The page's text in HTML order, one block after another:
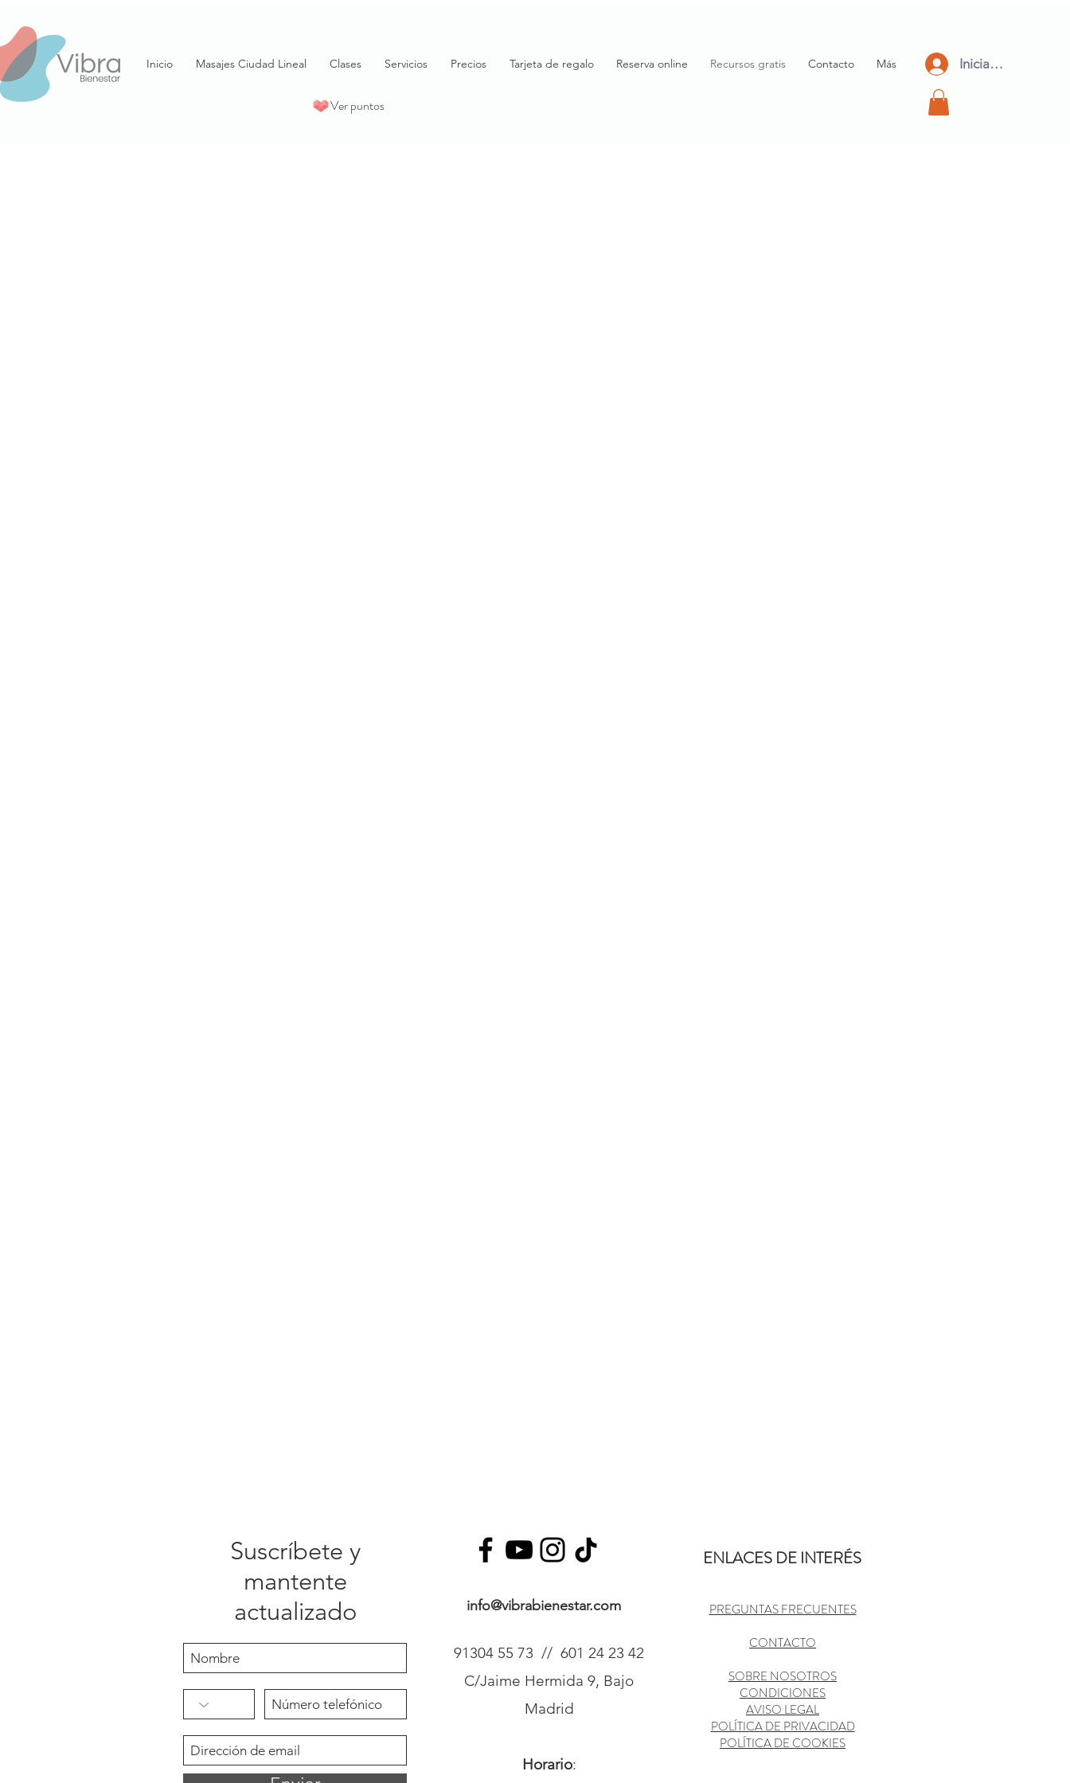
Inicio Masajes Ciudad Lineal Clases Servicios Precios Tarjeta de regalo Reserva online Recursos gratis Contacto Más
Ver puntos
Iniciar Sesión
Suscríbete y
mantente
actualizado
ENLACES DE INTERÉS
info@vibrabienestar.com
91304 55 73 // 601 24 23 42
C/Jaime Hermida 9, Bajo
Madrid
Horario:
PREGUNTAS FRECUENTES
CONTACTO
SOBRE NOSOTROS
CONDICIONES
AVISO LEGAL
POLÍTICA DE PRIVACIDAD
POLÍTICA DE COOKIES